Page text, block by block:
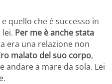
quello che è successo in
Per me è anche stata
era una relazione non
malato del suo corpo,
andare a mare da sola. Lei